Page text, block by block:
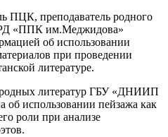
ПЦК, преподаватель родного
«ППК им.Меджидова»
об использовании
при проведении
литературе.
родных литератур ГБУ «ДНИИП
об использовании пейзажа как
роли при анализе